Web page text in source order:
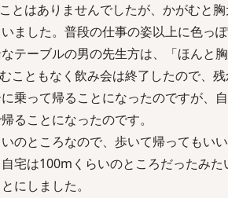
とはありませんでしたが、かがむと
ました。普段の仕事の姿以上に色っ
テーブルの男の先生方は、「ほんと
こともなく飲み会は終了したので、
乗って帰ることになったのですが、
ることになったのです。
のところなので、歩いて帰ってもい
宅は100mくらいのところだったみ
にしました。